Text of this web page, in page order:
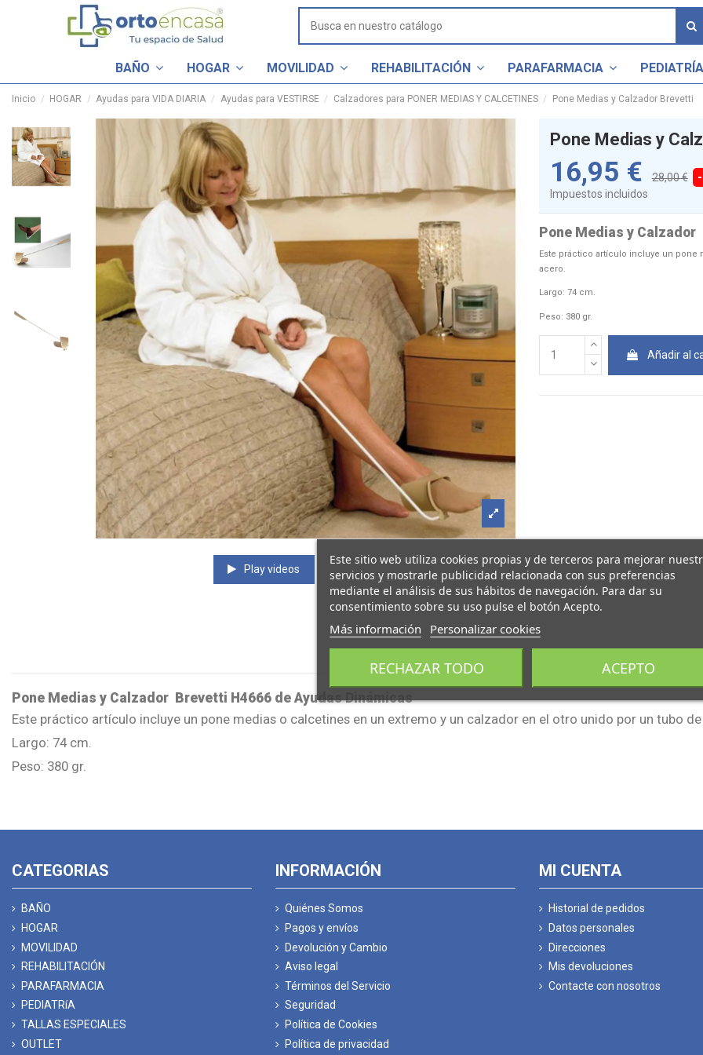
BAÑO HOGAR MOVILIDAD REHABILITACIÓN PARAFARMACIA PEDIATRÍA
Inicio HOGAR Ayudas para VIDA DIARIA Ayudas para VESTIRSE Calzadores para PONER MEDIAS Y CALCETINES Pone Medias y Calzador Brevetti
Play videos
Pone Medias y
16,95 € 28,00 €
Impuestos incluidos
Pone Medias y
Este práctico artículo incluye un
acero.
Largo: 74 cm.
Peso: 380 gr.
Añadir al
Descripción
Pone Medias y Calzador Brevetti H4666 de Ayudas Dinámicas
Este práctico artículo incluye un pone medias o calcetines en un extremo y un calzador en el otro unido por un tubo
Largo: 74 cm.
Peso: 380 gr.
CATEGORIAS
BAÑO
HOGAR
MOVILIDAD
REHABILITACIÓN
PARAFARMACIA
PEDIATRíA
TALLAS ESPECIALES
OUTLET
INFORMACIÓN
Quiénes Somos
Pagos y envíos
Devolución y Cambio
Aviso legal
Términos del Servicio
Seguridad
Política de Cookies
Política de privacidad
MI CUENTA
Historial de pedidos
Datos personales
Direcciones
Mis devoluciones
Contacte con nosotros
Este sitio web utiliza cookies propias y de terceros para mejorar
servicios y mostrarle publicidad relacionada con sus preferencias
mediante el análisis de sus hábitos de navegación. Para dar su
consentimiento sobre su uso pulse el botón Acepto.
Más información Personalizar cookies
RECHAZAR TODO ACEPTO